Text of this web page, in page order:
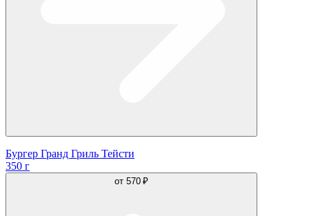
Бургер Гранд Гриль Тейсти
350 г
от 570 ₽